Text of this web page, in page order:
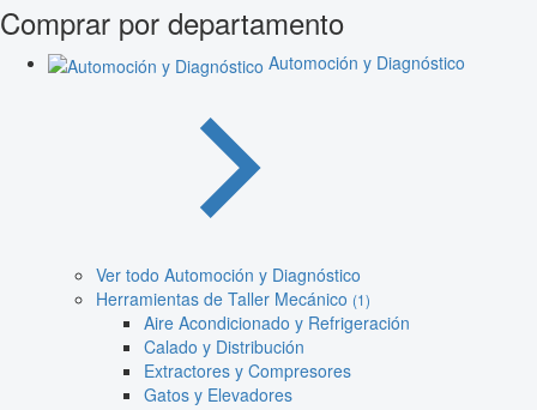
Comprar por departamento
Automoción y Diagnóstico
Ver todo Automoción y Diagnóstico
Herramientas de Taller Mecánico (1)
Aire Acondicionado y Refrigeración
Calado y Distribución
Extractores y Compresores
Gatos y Elevadores